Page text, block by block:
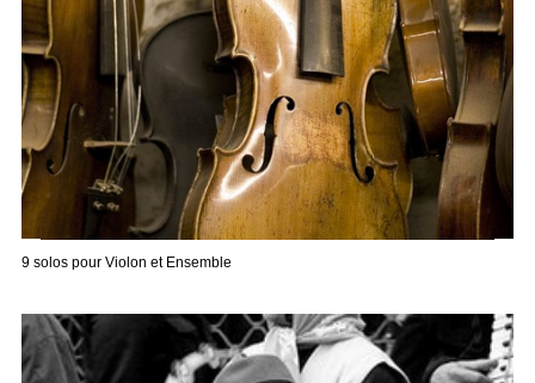
9 solos pour Violon et Ensemble